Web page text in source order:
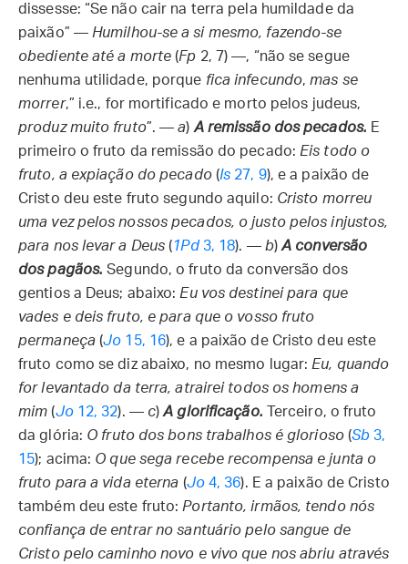
dissesse: “Se não cair na terra pela humildade da
paixão” — Humilhou-se a si mesmo, fazendo-se
obediente até a morte(Fp 2, 7) —, “não se segue
nenhuma utilidade, porque fica infecundo,mas se
morrer,” i.e., for mortificado e morto pelos judeus,
produz muito fruto”. —a) A remissão dos pecados. E
primeiro o fruto da remissão do pecado: Eis todo o
fruto, a expiação do pecado(Is 27, 9), e a paixão de
Cristo deu este fruto segundo aquilo: Cristo morreu
uma vez pelos nossos pecados, o justo pelos injustos,
para nos levar a Deus (1Pd3, 18). — b)A conversão
dos pagãos. Segundo, o fruto da conversão dos
gentios a Deus; abaixo: Eu vos destinei para que
vades e deis fruto, e para que o vosso fruto
permaneça(Jo 15, 16), e a paixão de Cristo deu este
fruto como se diz abaixo, no mesmo lugar: Eu, quando
for levantado da terra, atrairei todos os homens a
mim (Jo12, 32). — c)A glorificação. Terceiro, o fruto
da glória: O fruto dos bons trabalhos é glorioso(Sb 3,
15); acima: O que sega recebe recompensa e junta o
fruto para a vida eterna (Jo4, 36). E a paixão de Cristo
também deu este fruto: Portanto, irmãos, tendo nós
confiança de entrar no santuário pelo sangue de
Cristo pelo caminho novo e vivo que nos abriu através